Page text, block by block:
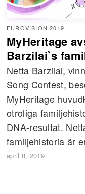
EUROVISION 2019
MyHeritage
Barzilai`s
Netta Barzilai,
Song Contest,
MyHeritage
otroliga
DNA-resultat.
familjehistoria är
april 8, 2019